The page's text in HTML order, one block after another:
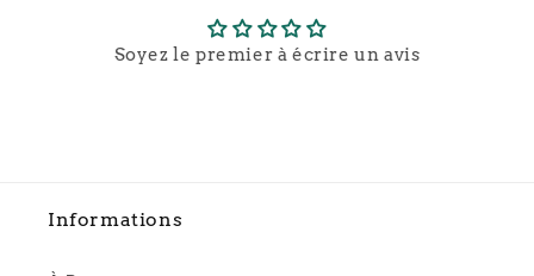
Soyez le premier à écrire un avis
Informations